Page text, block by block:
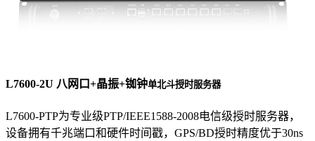
L7600-2U 八网口+晶振+铷钟单北斗授时服务器
L7600-PTP为专业级PTP/IEEE1588-2008电信级授时服务器，
设备拥有千兆端口和硬件时间戳，GPS/BD授时精度优于30ns